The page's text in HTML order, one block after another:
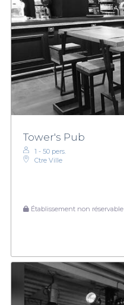
Tower's Pub
1 - 50 pers.
Ctre Ville
Établissement non réservable